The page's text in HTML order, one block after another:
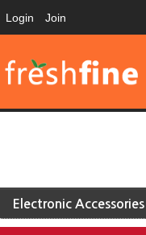
Login Join
Electronic Accessories